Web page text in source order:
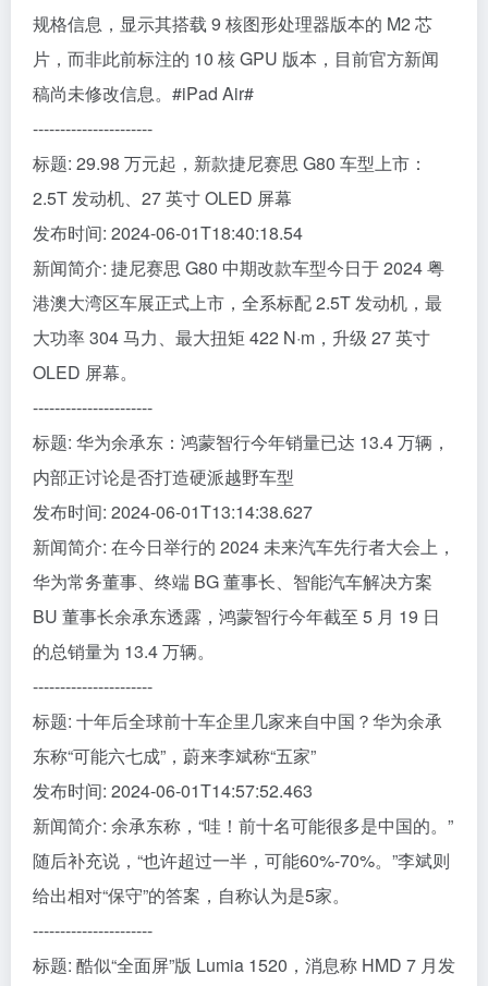
规格信息，显示其搭载 9 核图形处理器版本的 M2 芯
片，而非此前标注的 10 核 GPU 版本，目前官方新闻
稿尚未修改信息。#iPad Air#
----------------------
标题: 29.98 万元起，新款捷尼赛思 G80 车型上市：
2.5T 发动机、27 英寸 OLED 屏幕
发布时间: 2024-06-01T18:40:18.54
新闻简介: 捷尼赛思 G80 中期改款车型今日于 2024 粤
港澳大湾区车展正式上市，全系标配 2.5T 发动机，最
大功率 304 马力、最大扭矩 422 N·m，升级 27 英寸
OLED 屏幕。
----------------------
标题: 华为余承东：鸿蒙智行今年销量已达 13.4 万辆，
内部正讨论是否打造硬派越野车型
发布时间: 2024-06-01T13:14:38.627
新闻简介: 在今日举行的 2024 未来汽车先行者大会上，
华为常务董事、终端 BG 董事长、智能汽车解决方案
BU 董事长余承东透露，鸿蒙智行今年截至 5 月 19 日
的总销量为 13.4 万辆。
----------------------
标题: 十年后全球前十车企里几家来自中国？华为余承
东称“可能六七成”，蔚来李斌称“五家”
发布时间: 2024-06-01T14:57:52.463
新闻简介: 余承东称，“哇！前十名可能很多是中国的。”
随后补充说，“也许超过一半，可能60%-70%。”李斌则
给出相对“保守”的答案，自称认为是5家。
----------------------
标题: 酷似“全面屏”版 Lumia 1520，消息称 HMD 7 月发